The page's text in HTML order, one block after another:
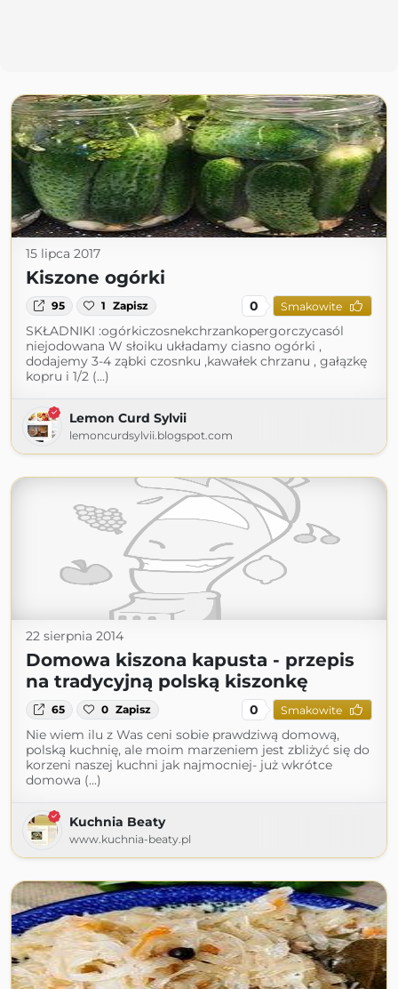
15 lipca 2017
Kiszone ogórki
95 1 Zapisz 0 Smakowite
SKŁADNIKI :ogórkiczosnekchrzankopergorczycasól
niejodowana W słoiku układamy ciasno ogórki ,
dodajemy 3-4 ząbki czosnku ,kawałek chrzanu , gałązkę
kopru i 1/2 (...)
Lemon Curd Sylvii
lemoncurdsylvii.blogspot.com
22 sierpnia 2014
Domowa kiszona kapusta - przepis
na tradycyjną polską kiszonkę
65 0 Zapisz 0 Smakowite
Nie wiem ilu z Was ceni sobie prawdziwą domową,
polską kuchnię, ale moim marzeniem jest zbliżyć się do
korzeni naszej kuchni jak najmocniej- już wkrótce
domowa (...)
Kuchnia Beaty
www.kuchnia-beaty.pl